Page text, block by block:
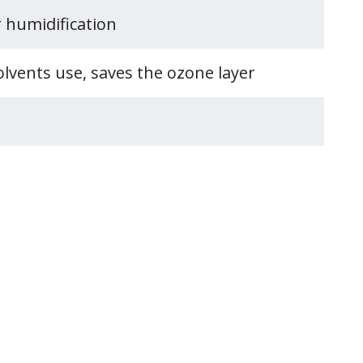
humidification
use, saves the ozone layer